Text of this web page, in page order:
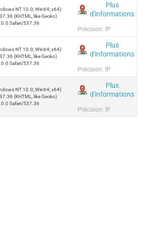
NT 10.0; Win64; x64)
(KHTML, like Gecko)
Safari/537.36
Plus
d'informations
Précision: IP
NT 10.0; Win64; x64)
(KHTML, like Gecko)
Safari/537.36
Plus
d'informations
Précision: IP
NT 10.0; Win64; x64)
(KHTML, like Gecko)
Safari/537.36
Plus
d'informations
Précision: IP